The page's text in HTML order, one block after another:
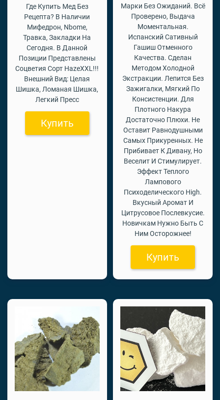
Где Купить Мед Без
Рецепта? В Наличии
Мифедрон, Nbome,
Травка, Закладки На
Сегодня. В Данной
Позиции Представлены
Соцветия Сорт HazeXXL!!!
Внешний Вид: Целая
Шишка, Ломаная Шишка,
Легкий Пресс
Купить
Марки Без Ожиданий. Всё
Проверено, Выдача
Моментальная.
Испанский Сативный
Гашиш Отменного
Качества. Сделан
Методом Холодной
Экстракции. Лепится Без
Зажигалки, Мягкий По
Консистенции. Для
Плотного Накура
Достаточно Плюхи. Не
Оставит Равнодушными
Самых Прикуренных. Не
Прибивает К Дивану, Но
Веселит И Стимулирует.
Эффект Теплого
Лампового
Психоделического High.
Вкусный Аромат И
Цитрусовое Послевкусие.
Новичкам Нужно Быть С
Ним Осторожнее!
Купить